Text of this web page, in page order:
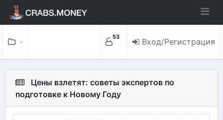
53 Вход/Регистрация
Цены взлетят: советы экспертов по
подготовке к Новому Году